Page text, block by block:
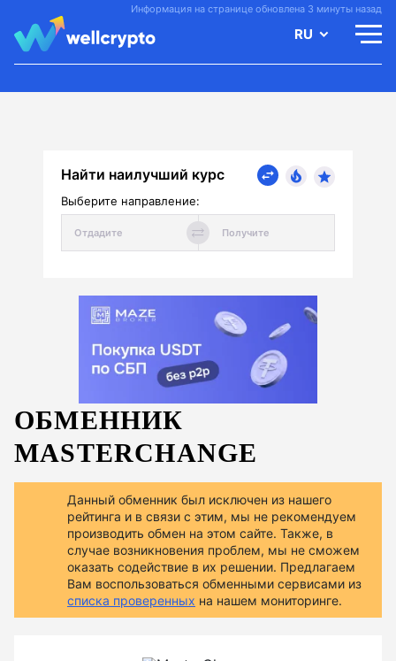
Информация на странице обновлена 3 минуты назад
RU
Найти наилучший курс
Выберите направление:
ОБМЕННИК
MASTERCHANGE
Данный обменник был исключен из нашего
рейтинга и в связи с этим, мы не рекомендуем
производить обмен на этом сайте. Также, в
случае возникновения проблем, мы не сможем
оказать содействие в их решении. Предлагаем
Вам воспользоваться обменными сервисами из
списка проверенных на нашем мониторинге.